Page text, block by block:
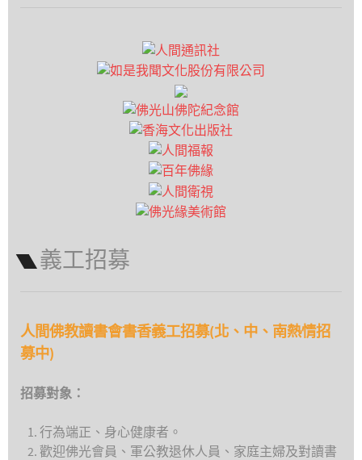
義工招募
人間佛教讀書會書香義工招募(北、中、南熱情招
募中)
招募對象：
行為端正、身心健康者。
歡迎佛光會員、軍公教退休人員、家庭主婦及對讀書